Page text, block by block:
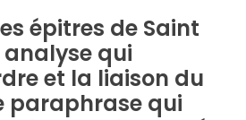
épitres de Saint
qui
et la liaison du
paraphrase qui